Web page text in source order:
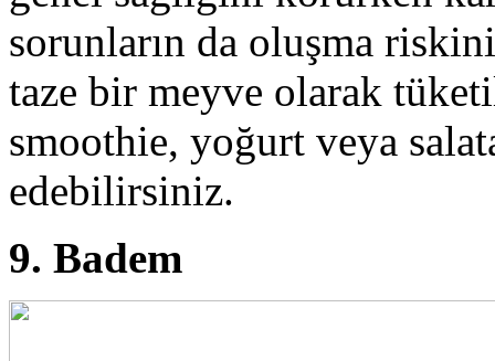
sorunların da oluşma
taze bir meyve olarak
smoothie, yoğurt veya
edebilirsiniz.
9. Badem